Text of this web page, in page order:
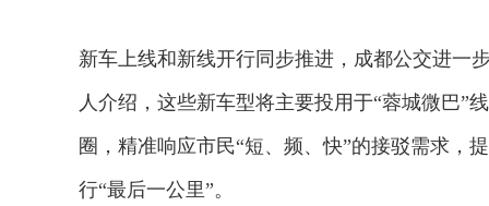
新车上线和新线开行同步推进，成都公交进一
人介绍，这些新车型将主要投用于“蓉城微巴”
圈，精准响应市民“短、频、快”的接驳需求，
行“最后一公里”。